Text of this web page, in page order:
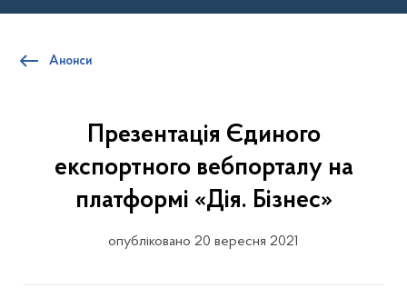
Анонси
Презентація Єдиного
експортного вебпорталу на
платформі «Дія. Бізнес»
опубліковано 20 вересня 2021